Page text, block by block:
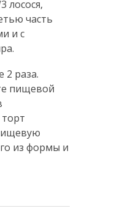
лосося,
часть
и с
2 раза.
пищевой
из формы и